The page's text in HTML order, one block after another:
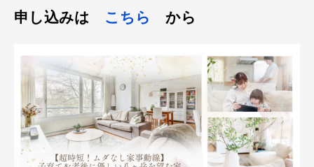
申し込みは こちら から